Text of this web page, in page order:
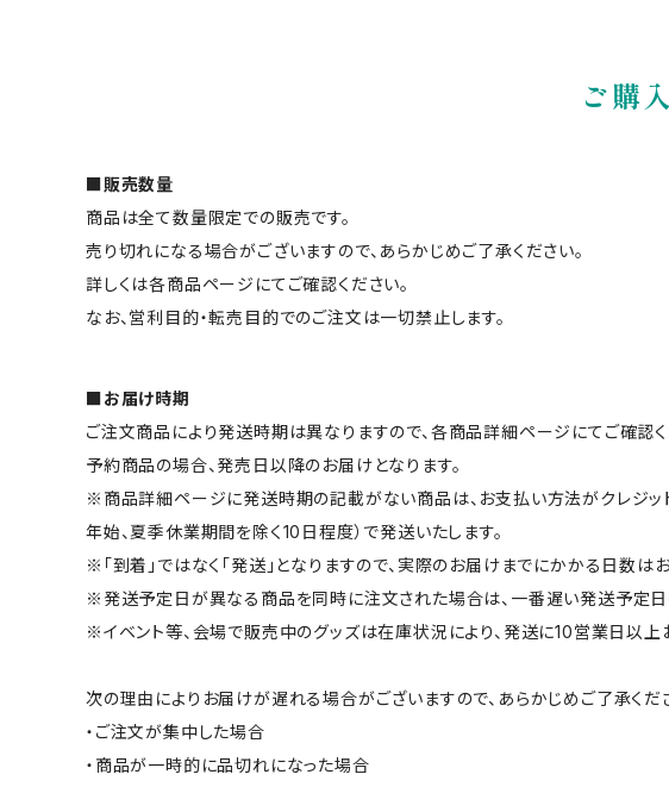
ご購
■販売数量
商品は全て数量限定での販売です。
売り切れになる場合がございますので、あらかじめご了承ください。
詳しくは各商品ページにてご確認ください。
なお、営利目的・転売目的でのご注文は一切禁止します。
■お届け時期
ご注文商品により発送時期は異なりますので、各商品詳細ページにてご確認く
予約商品の場合、発売日以降のお届けとなります。
※商品詳細ページに発送時期の記載がない商品は、お支払い方法がクレジ
年始、夏季休業期間を除く10日程度）で発送いたします。
※「到着」ではなく「発送」となりますので、実際のお届けまでにかかる日数は
※発送予定日が異なる商品を同時に注文された場合は、一番遅い発送予定日
※イベント等、会場で販売中のグッズは在庫状況により、発送に10営業日以上
次の理由によりお届けが遅れる場合がございますので、あらかじめご了承くだ
・ご注文が集中した場合
・商品が一時的に品切れになった場合